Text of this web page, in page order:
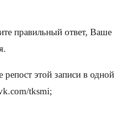
правильный ответ, Ваше
этой записи в одной
tksmi;